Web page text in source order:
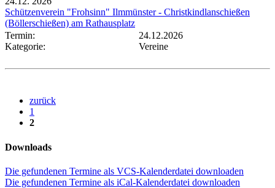
Schützenverein "Frohsinn" Ilmmünster - Christkindlanschießen
(Böllerschießen) am Rathausplatz
Termin:
24.12.2026
Kategorie:
Vereine
zurück
1
2
Downloads
Die gefundenen Termine als VCS-Kalenderdatei downloaden
Die gefundenen Termine als iCal-Kalenderdatei downloaden